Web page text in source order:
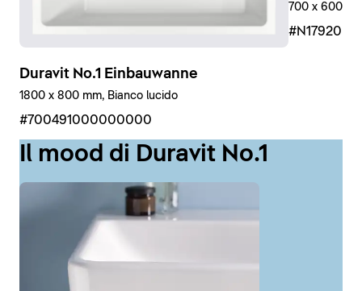
Duravit No.1 Einbauwanne
1800 x 800 mm, Bianco lucido
#700491000000000
700 x 600
Il mood di Duravit No.1